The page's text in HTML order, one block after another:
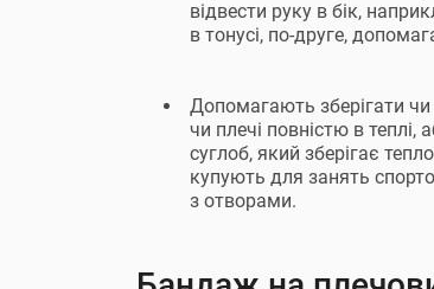
відвести руку в бік,
в тонусі, по-друге,
Допомагають зберігати
чи плечі повністю в
суглоб, який зберігає
купують для занять
з отворами.